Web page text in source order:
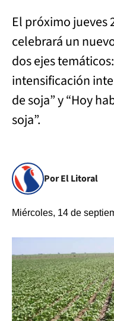
El próximo jueves
celebrará un
dos ejes
intensificación
de soja” y “Hoy
soja”.
Por El Litoral
Miércoles, 14 de